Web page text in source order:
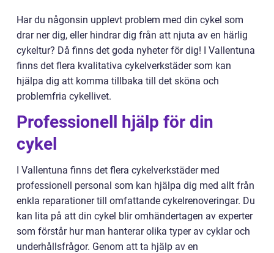
Har du någonsin upplevt problem med din cykel som
drar ner dig, eller hindrar dig från att njuta av en härlig
cykeltur? Då finns det goda nyheter för dig! I Vallentuna
finns det flera kvalitativa cykelverkstäder som kan
hjälpa dig att komma tillbaka till det sköna och
problemfria cykellivet.
Professionell hjälp för din
cykel
I Vallentuna finns det flera cykelverkstäder med
professionell personal som kan hjälpa dig med allt från
enkla reparationer till omfattande cykelrenoveringar. Du
kan lita på att din cykel blir omhändertagen av experter
som förstår hur man hanterar olika typer av cyklar och
underhållsfrågor. Genom att ta hjälp av en